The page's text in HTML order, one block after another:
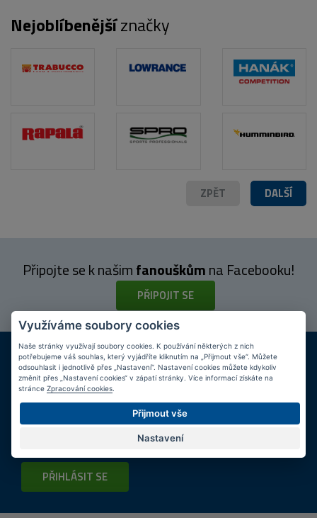
Nejoblíbenějšíznačky
DALŠÍ
ZPĚT
Připojte se k našimfanouškůmna Facebooku!
PŘIPOJIT SE
DOPRAVA ZDARMA
Při nákupu nad 2 000 Kč
KAMENNÉ PRODEJNY
Jsme na trhu více než 10 let
Tipyk nákupu
Napište nám svůj e-mail a my vás budeme informovatmax.
o zajímavých nabídkách!
PŘIHLÁSIT SE
Využíváme soubory cookies
Naše stránky využívají soubory cookies. K používání některých z nich
potřebujeme váš souhlas, který vyjádříte kliknutím na „Přijmout vše“. Můžete
odsouhlasit i jednotlivě přes „Nastavení“. Nastavení cookies můžete kdykoliv
změnit přes „Nastavení cookies“ v zápatí stránky. Více informací získáte na
stránce Zpracování cookies
Přijmout vše
Nastavení